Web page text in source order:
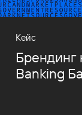
Кейс
Брендинг
Banking